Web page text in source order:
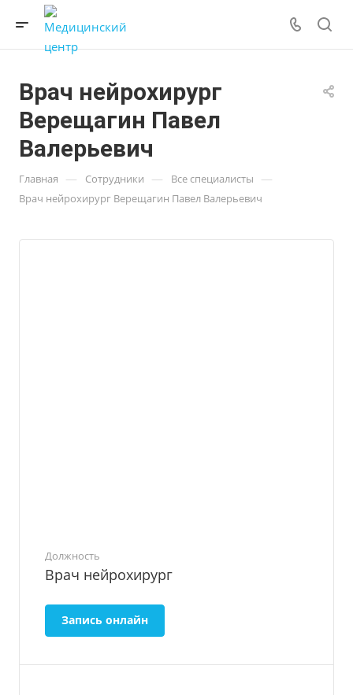
Врач нейрохирург
Верещагин Павел
Валерьевич
Главная — Сотрудники — Все специалисты —
Врач нейрохирург Верещагин Павел Валерьевич
Должность
Врач нейрохирург
Запись онлайн